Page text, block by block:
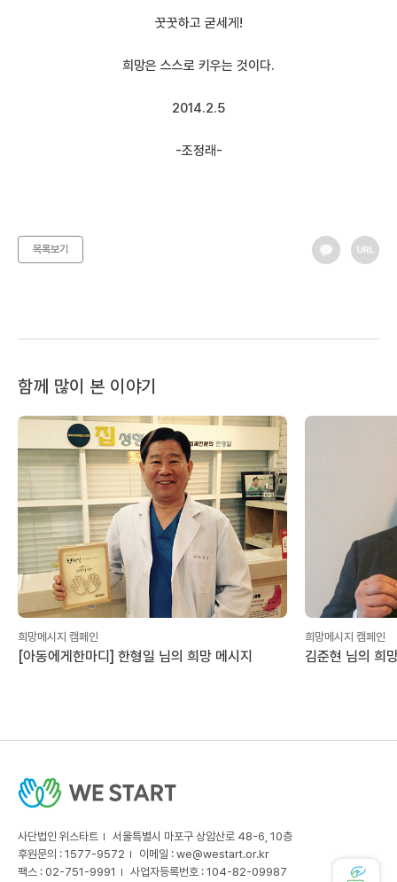
꿋꿋하고 굳세게!
희망은 스스로 키우는 것이다.
2014.2.5
-조정래-
목록보기
함께 많이 본 이야기
희망메시지 캠페인
[아동에게한마디] 한형일 님의 희망 메시지
희망메시지 캠페인
김준현 님의 희
사단법인 위스타트
서울특별시 마포구 상암산로 48-6, 10층
후원문의 : 1577-9572
이메일 : we@westart.or.kr
팩스 : 02-751-9991
사업자등록번호 : 104-82-09987